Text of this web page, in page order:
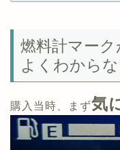
燃料計マー
よくわから
購入当時、まず気